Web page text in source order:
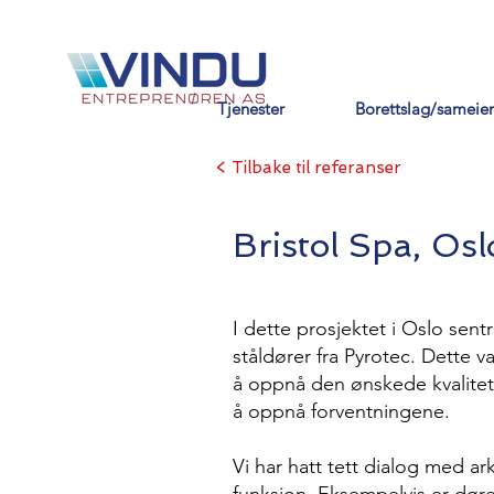
Tjenester Borettslag/sameier
< Tilbake til referanser
Bristol Spa,
I dette prosjektet i Oslo
ståldører fra Pyrotec. Dette
å oppnå den ønskede
å oppnå forventningene.
Vi har hatt tett dialog med